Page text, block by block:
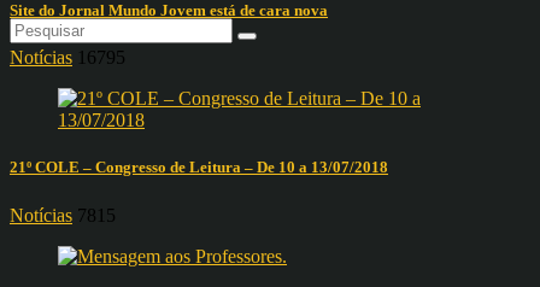
Site do Jornal Mundo Jovem está de cara nova
Notícias 16795
21º COLE – Congresso de Leitura – De 10 a 13/07/2018
Notícias 7815